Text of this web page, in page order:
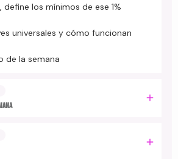
define los mínimos de ese 1%
universales y cómo funcionan
de la semana